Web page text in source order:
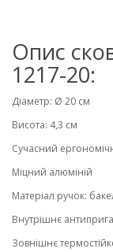
Опис
1217-20:
Діаметр: Ø 20 см
Висота: 4,3 см
Сучасний
Міцний алюміній
Матеріал ручок:
Внутрішнє
Зовнішнє